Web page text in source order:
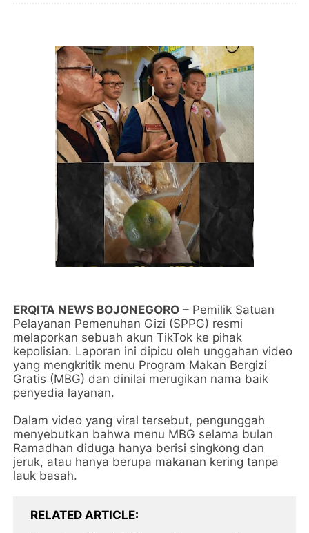
​ERQITA NEWS BOJONEGORO – Pemilik Satuan
Pelayanan Pemenuhan Gizi (SPPG) resmi
melaporkan sebuah akun TikTok ke pihak
kepolisian. Laporan ini dipicu oleh unggahan video
yang mengkritik menu Program Makan Bergizi
Gratis (MBG) dan dinilai merugikan nama baik
penyedia layanan.
​Dalam video yang viral tersebut, pengunggah
menyebutkan bahwa menu MBG selama bulan
Ramadhan diduga hanya berisi singkong dan
jeruk, atau hanya berupa makanan kering tanpa
lauk basah.
RELATED ARTICLE